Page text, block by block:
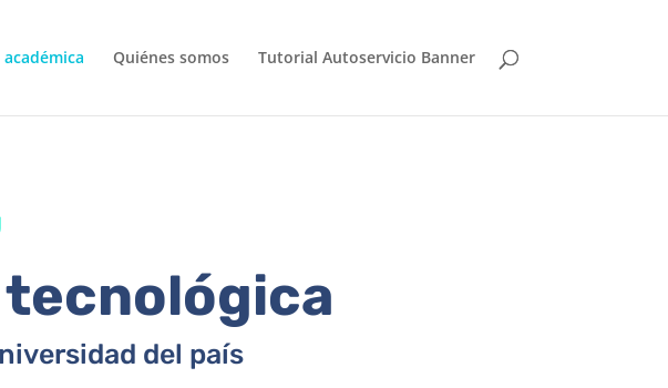
Quiénes somos Tutorial Autoservicio Banner
del país